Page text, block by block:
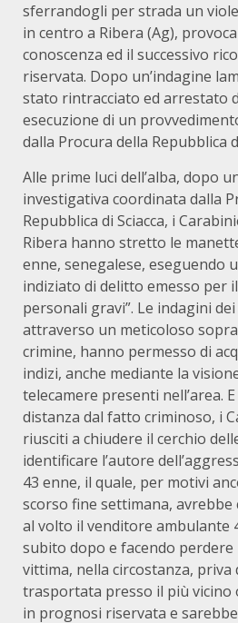
sferrandogli per strada un
in centro a Ribera (Ag),
conoscenza ed il successivo
riservata. Dopo un’indagine
stato rintracciato ed arrestato
esecuzione di un
dalla Procura della Repubblica
Alle prime luci dell’alba, dopo
investigativa coordinata dalla
Repubblica di Sciacca, i
Ribera hanno stretto le
enne, senegalese, eseguendo
indiziato di delitto emesso per
personali gravi”. Le indagini
attraverso un meticoloso
crimine, hanno permesso di
indizi, anche mediante la
telecamere presenti nell’area.
distanza dal fatto criminoso, i
riusciti a chiudere il cerchio
identificare l’autore
43 enne, il quale, per motivi
scorso fine settimana,
al volto il venditore ambulante
subito dopo e facendo perdere
vittima, nella circostanza, priva
trasportata presso il più vicino
in prognosi riservata e